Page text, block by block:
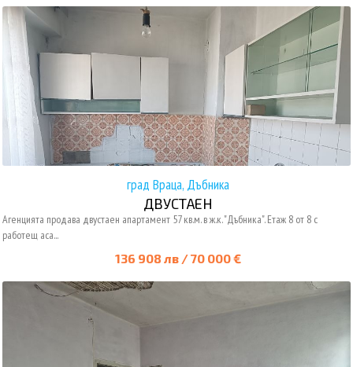
град Враца, Дъбника
ДВУСТАЕН
Агенцията продава двустаен апартамент 57 кв.м. в ж.к. "Дъбника". Етаж 8 от 8 с
работещ аса...
136 908 лв / 70 000 €